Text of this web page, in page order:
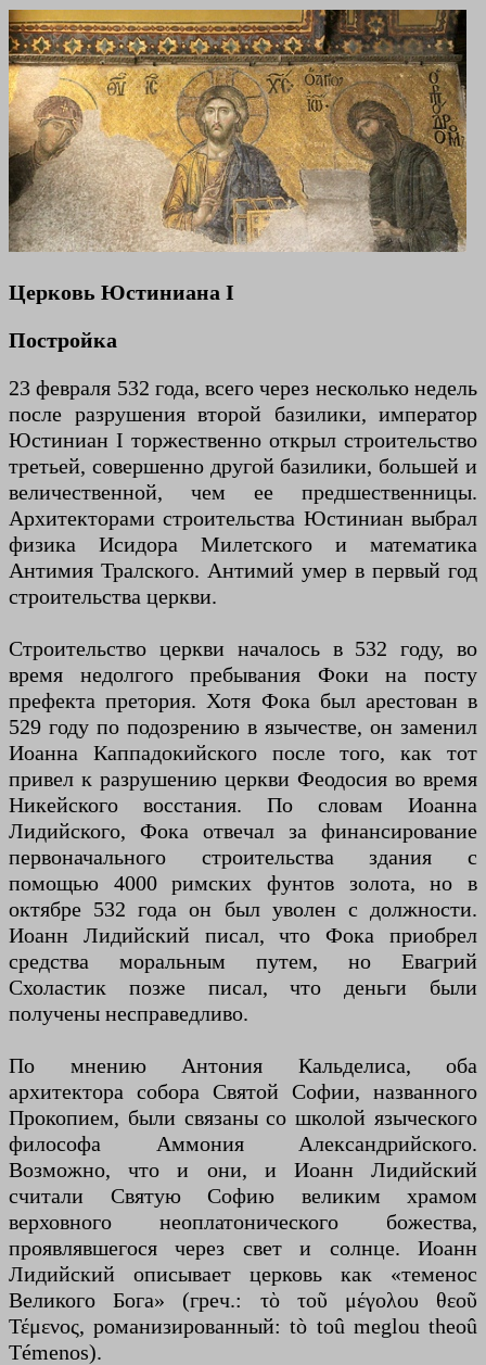
Церковь Юстиниана I
Постройка
23 февраля 532 года, всего через несколько недель
после разрушения второй базилики, император
Юстиниан I торжественно открыл строительство
третьей, совершенно другой базилики, большей и
величественной, чем ее предшественницы.
Архитекторами строительства Юстиниан выбрал
физика Исидора Милетского и математика
Антимия Тралского. Антимий умер в первый год
строительства церкви.
Строительство церкви началось в 532 году, во
время недолгого пребывания Фоки на посту
префекта претория. Хотя Фока был арестован в
529 году по подозрению в язычестве, он заменил
Иоанна Каппадокийского после того, как тот
привел к разрушению церкви Феодосия во время
Никейского восстания. По словам Иоанна
Лидийского, Фока отвечал за финансирование
первоначального строительства здания с
помощью 4000 римских фунтов золота, но в
октябре 532 года он был уволен с должности.
Иоанн Лидийский писал, что Фока приобрел
средства моральным путем, но Евагрий
Схоластик позже писал, что деньги были
получены несправедливо.
По мнению Антония Кальделиса, оба
архитектора собора Святой Софии, названного
Прокопием, были связаны со школой языческого
философа Аммония Александрийского.
Возможно, что и они, и Иоанн Лидийский
считали Святую Софию великим храмом
верховного неоплатонического божества,
проявлявшегося через свет и солнце. Иоанн
Лидийский описывает церковь как «теменос
Великого Бога» (греч.: τὸ τοῦ μέγολου θεοῦ
Τέμενος, романизированный: tò toû meglou theoû
Témenos).